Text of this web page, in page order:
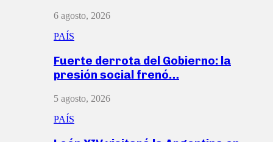
6 agosto, 2026
PAÍS
Fuerte derrota del Gobierno: la
presión social frenó…
5 agosto, 2026
PAÍS